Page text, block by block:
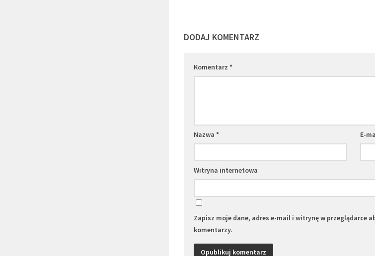
DODAJ KOMENTARZ
Komentarz *
Nazwa * E-
Witryna internetowa
Zapisz moje dane, adres e-mail i witrynę w przeglądarce
komentarzy.